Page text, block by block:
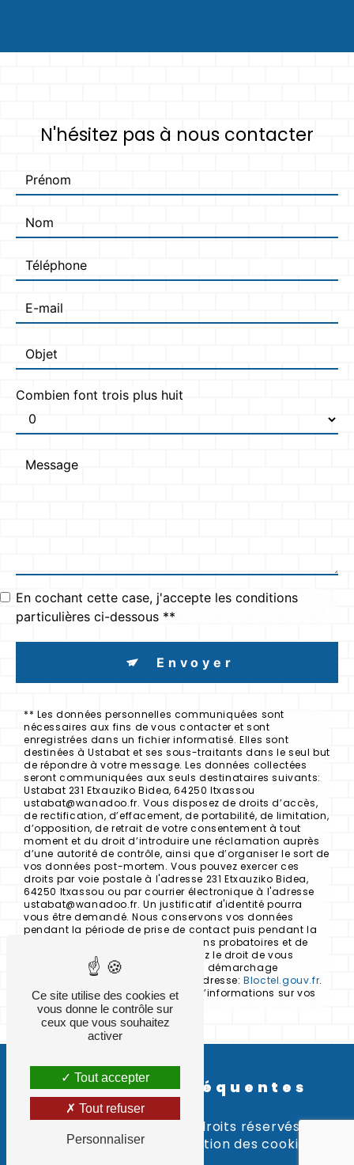
N'hésitez pas à nous contacter
Combien font trois plus huit
En cochant cette case, j'accepte les conditions
particulières ci-dessous **
Envoyer
** Les données personnelles communiquées sont
nécessaires aux fins de vous contacter et sont
enregistrées dans un fichier informatisé. Elles sont
destinées à Ustabat et ses sous-traitants dans le seul but
de répondre à votre message. Les données collectées
seront communiquées aux seuls destinataires suivants:
Ustabat 231 Etxauziko Bidea, 64250 Itxassou
ustabat@wanadoo.fr. Vous disposez de droits d’accès,
de rectification, d’effacement, de portabilité, de limitation,
d’opposition, de retrait de votre consentement à tout
moment et du droit d’introduire une réclamation auprès
d’une autorité de contrôle, ainsi que d’organiser le sort de
vos données post-mortem. Vous pouvez exercer ces
droits par voie postale à l'adresse 231 Etxauziko Bidea,
64250 Itxassou ou par courrier électronique à l'adresse
ustabat@wanadoo.fr. Un justificatif d'identité pourra
vous être demandé. Nous conservons vos données
pendant la période de prise de contact puis pendant la
durée de prescription légale aux fins probatoires et de
gestion des contentieux. Vous avez le droit de vous
inscrire sur la liste d'opposition au démarchage
téléphonique, disponible à cette adresse:Bloctel.gouv.fr.
Consultez le site cnil.fr pour plus d’informations sur vos
droits.
Recherches fréquentes
- 2026 - Tous droits réservés -
Mentions légales
Gestion des cookies
Ce site utilise des cookies et
vous donne le contrôle sur
ceux que vous souhaitez
activer
Tout accepter
Tout refuser
Personnaliser